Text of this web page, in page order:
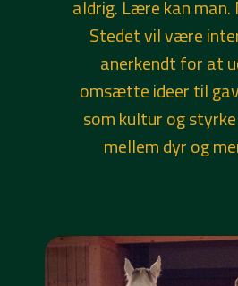
aldrig. Lære kan man.
Stedet vil være
anerkendt for at
omsætte ideer til
som kultur og
mellem dyr og